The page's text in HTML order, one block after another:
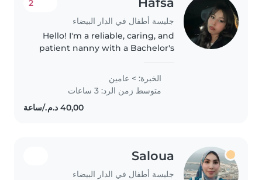
جليسة أطفال في الدار البيضاء
2
Hello! I'm a reliable, caring, and
patient nanny with a Bachelor's
teaching internship, I gained
valuable experience working
with teenagers, helping..
الخبرة: > عامين
متوسط زمن الرد: 3 ساعات
Saloua
جليسة أطفال في الدار البيضاء